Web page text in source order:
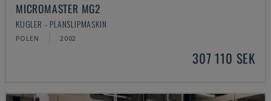
MICROMASTER MG2
KUGLER - PLANSLIPMASKIN
POLEN 2002
307 110 SEK